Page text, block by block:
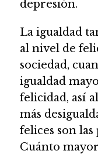
depresión.
La igualdad
al nivel de
sociedad,
igualdad
felicidad, así
más
felices son las
Cuánto